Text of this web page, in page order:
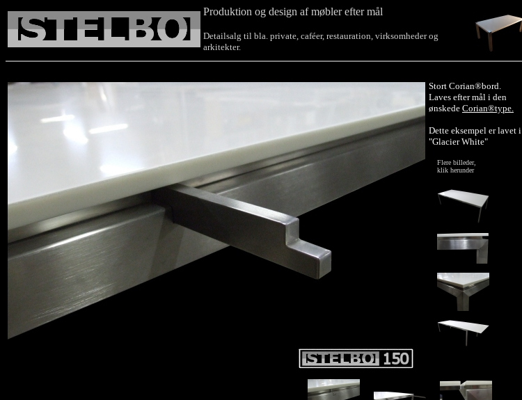
Produktion og design af møbler efter mål
Detailsalg til bla. private, caféer, restauration, virksomheder og
arkitekter.
Stort Corian®bord.
Laves efter mål i den
ønskede Corian®type.
Dette eksempel er lavet i
"Glacier White"
Flere billeder,
klik herunder